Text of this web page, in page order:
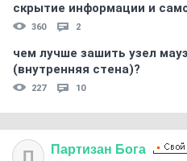
скрытиe информации и
360 2
чем лучше зашить узел
(внутренняя стена)?
227 10
П Партизан Бога